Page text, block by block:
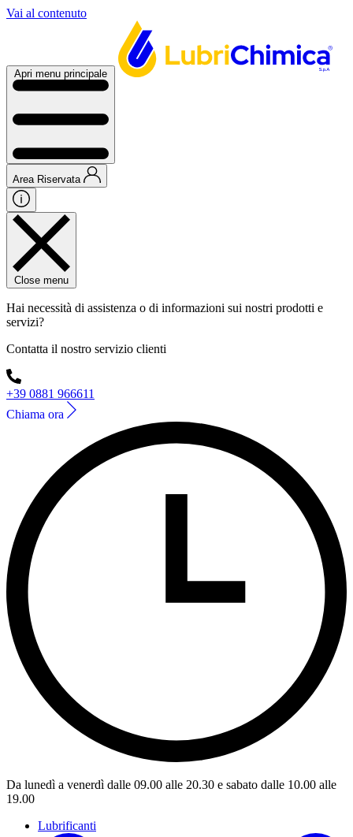
Vai al contenuto
Apri menu principale
Area Riservata
Close menu
Hai necessità di assistenza o di informazioni sui nostri prodotti e
servizi?
Contatta il nostro servizio clienti
+39 0881 966611
Chiama ora
Da lunedì a venerdì dalle 09.00 alle 20.30 e sabato dalle 10.00 alle
19.00
Lubrificanti